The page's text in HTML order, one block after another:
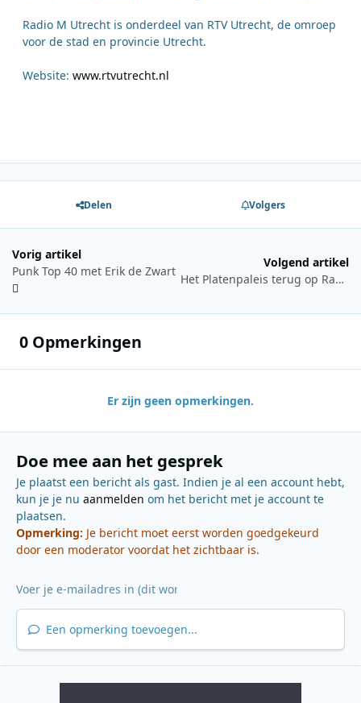
Radio M Utrecht is onderdeel van RTV Utrecht, de omroep
voor de stad en provincie Utrecht.
Website: www.rtvutrecht.nl
Delen Volgers
Vorig artikel
Punk Top 40 met Erik de Zwart
Volgend artikel
Het Platenpaleis terug op Radio 2
0 Opmerkingen
Er zijn geen opmerkingen.
Doe mee aan het gesprek
Je plaatst een bericht als gast. Indien je al een account hebt,
kun je je nu aanmelden om het bericht met je account te
plaatsen.
Opmerking: Je bericht moet eerst worden goedgekeurd
door een moderator voordat het zichtbaar is.
Een opmerking toevoegen...